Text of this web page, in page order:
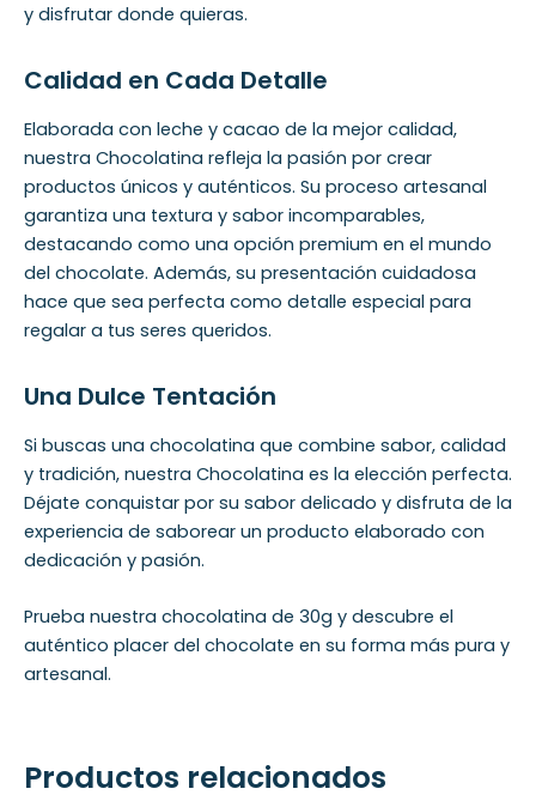
y disfrutar donde quieras.
Calidad en Cada Detalle
Elaborada con leche y cacao de la mejor calidad,
nuestra Chocolatina refleja la pasión por crear
productos únicos y auténticos. Su proceso artesanal
garantiza una textura y sabor incomparables,
destacando como una opción premium en el mundo
del chocolate. Además, su presentación cuidadosa
hace que sea perfecta como detalle especial para
regalar a tus seres queridos.
Una Dulce Tentación
Si buscas una chocolatina que combine sabor, calidad
y tradición, nuestra Chocolatina es la elección perfecta.
Déjate conquistar por su sabor delicado y disfruta de la
experiencia de saborear un producto elaborado con
dedicación y pasión.
Prueba nuestra chocolatina de 30g y descubre el
auténtico placer del chocolate en su forma más pura y
artesanal.
Productos relacionados